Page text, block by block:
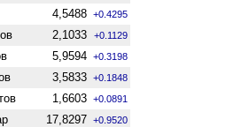
4,5488 +0.4295
2,1033 +0.1129
5,9594 +0.3198
3,5833 +0.1848
1,6603 +0.0891
17,8297 +0.9520